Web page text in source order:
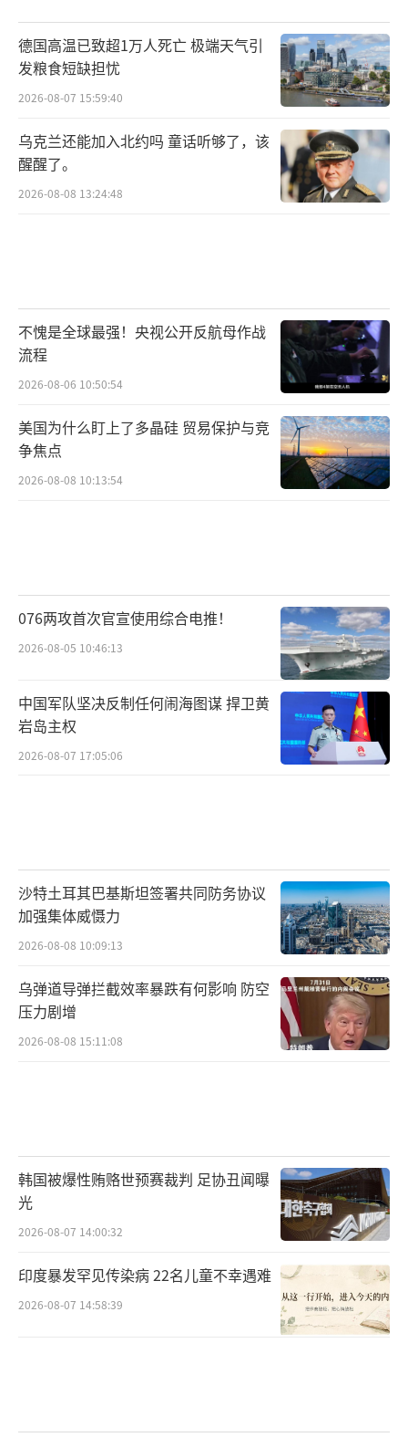
日战争时期侵华日军拿中国人做细菌实验为题
材的港产经典电影《黑太阳731》今年7月底在
香港影院重映，甚至因为观众反应热烈加映多
场。
对于《731》的海外发行策略，有分析认
为，影片揭露的反人类罪行是对人性与和平的
获得稳定的票房支持。（责任编辑：卢其龙 CM0882）
德国高温已致超1万人死亡 极端天气引
发粮食短缺担忧
2026-08-07 15:59:40
乌克兰还能加入北约吗 童话听够了，该
醒醒了。
2026-08-08 13:24:48
不愧是全球最强！央视公开反航母作战
流程
2026-08-06 10:50:54
美国为什么盯上了多晶硅 贸易保护与竞
争焦点
2026-08-08 10:13:54
076两攻首次官宣使用综合电推！
2026-08-05 10:46:13
中国军队坚决反制任何闹海图谋 捍卫黄
岩岛主权
2026-08-07 17:05:06
沙特土耳其巴基斯坦签署共同防务协议
加强集体威慑力
2026-08-08 10:09:13
乌弹道导弹拦截效率暴跌有何影响 防空
压力剧增
2026-08-08 15:11:08
韩国被爆性贿赂世预赛裁判 足协丑闻曝
光
2026-08-07 14:00:32
印度暴发罕见传染病 22名儿童不幸遇难
2026-08-07 14:58:39